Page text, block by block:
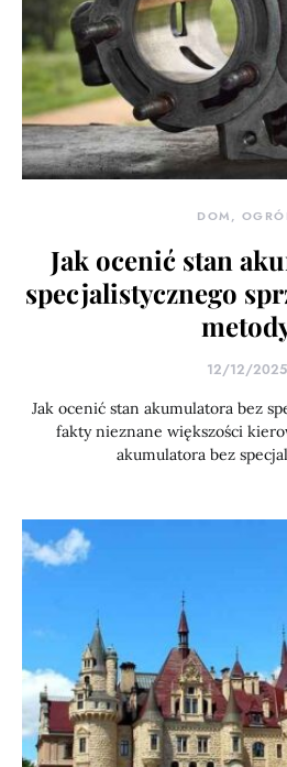
DOM,
Jak ocenić stan
specjalistycznego
12/12/2025
Jak ocenić stan akumulatora bez
fakty nieznane większości
akumulatora bez